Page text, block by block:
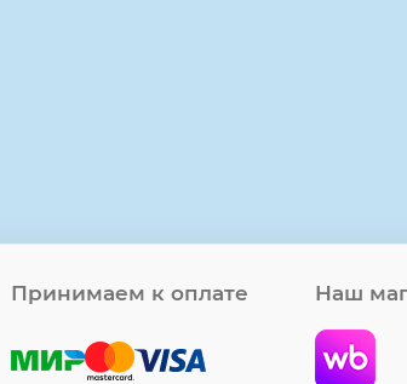
Принимаем к оплате Наш